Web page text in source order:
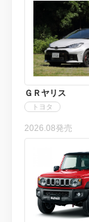
ＧＲヤリス
トヨタ
2026.08発売